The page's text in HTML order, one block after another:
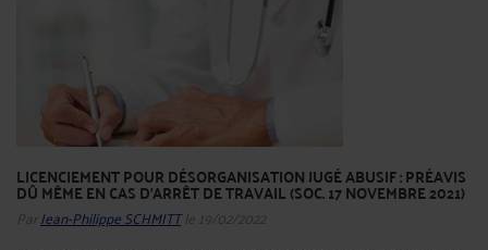
LICENCIEMENT POUR DÉSORGANISATION JUGÉ ABUSIF : PRÉAVIS
DÛ MÊME EN CAS D'ARRÊT DE TRAVAIL (SOC. 17 NOVEMBRE 2021)
Par Jean-Philippe SCHMITTle 19/02/2022